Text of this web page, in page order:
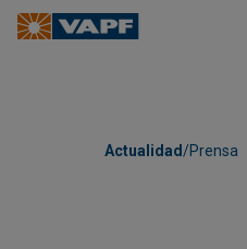
Actualidad /Prensa